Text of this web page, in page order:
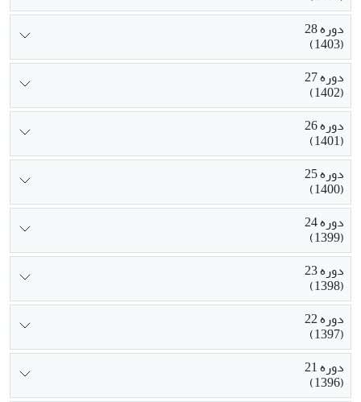
دوره 28
(1403)
دوره 27
(1402)
دوره 26
(1401)
دوره 25
(1400)
دوره 24
(1399)
دوره 23
(1398)
دوره 22
(1397)
دوره 21
(1396)